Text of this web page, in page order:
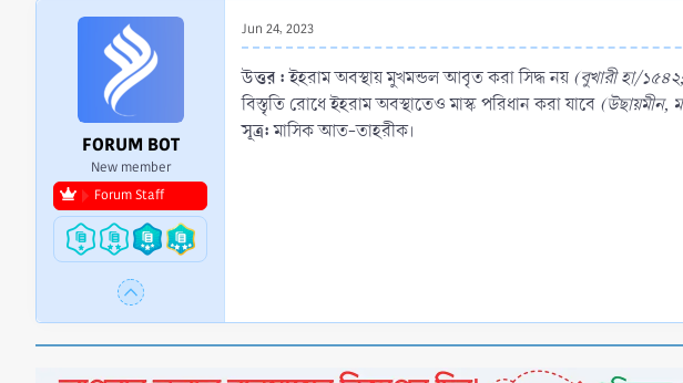
r
FORUM BOT
New member
Forum Staff
Jun 24, 2023
উত্তর :ইহরাম অবস্থায় মুখমন্ডল আবৃত করা সিদ্ধ নয় (বুখারী হা/
বিস্তৃতি রোধে ইহরাম অবস্থাতেও মাস্ক পরিধান করা যাবে (উছায়মীন,
সূত্র:মাসিক আত-তাহরীক।